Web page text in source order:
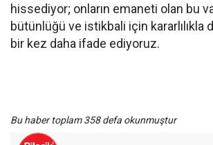
hissediyor; onların emaneti olan bu
bütünlüğü ve istikbali için kararlılıkla
bir kez daha ifade ediyoruz.
Bu haber toplam 358 defa okunmuştur